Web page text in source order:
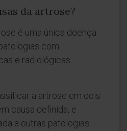
da artrose?
é uma única doença
com
e radiológicas
a artrose em dois
causa definida, e
a outras patologias